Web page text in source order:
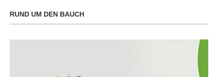
RUND UM DEN BAUCH